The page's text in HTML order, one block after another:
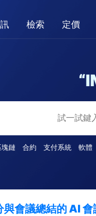
檢索 定價
鏈 合約 支付系統 軟體
會議總結的 AI 會